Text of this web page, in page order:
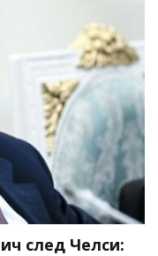
след Челси: